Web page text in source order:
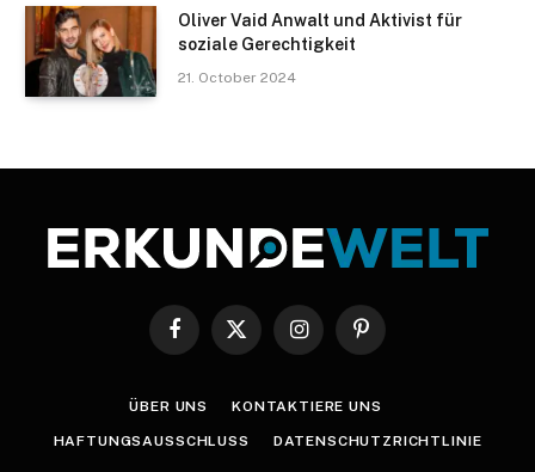
Oliver Vaid Anwalt und Aktivist für
soziale Gerechtigkeit
21. October 2024
Facebook
X
InstagramPinterest
ÜBER UNS KONTAKTIERE UNS
HAFTUNGSAUSSCHLUSS DATENSCHUTZRICHTLINIE